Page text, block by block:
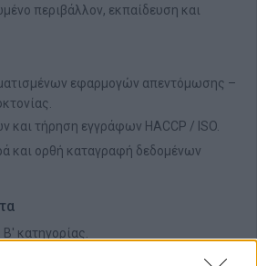
περιβάλλον, εκπαίδευση και
εφαρμογών απεντόμωσης –
και τήρηση εγγράφων HACCP / ISO.
και ορθή καταγραφή δεδομένων
κατηγορίας.